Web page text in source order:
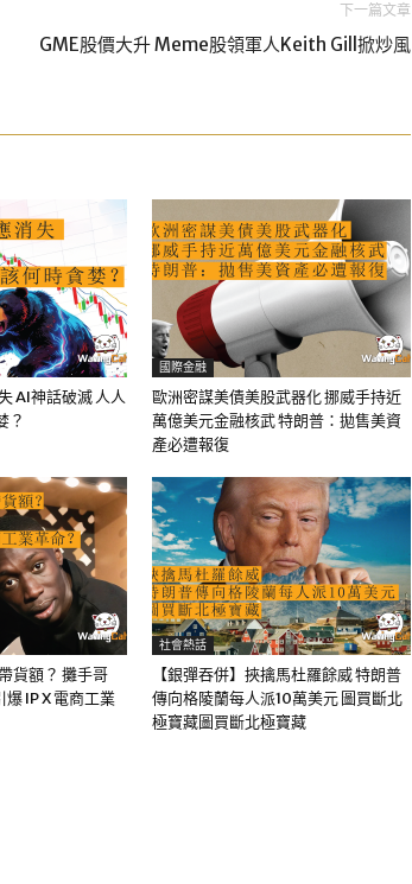
下一篇文章
GME股價大升 Meme股領軍人Keith Gill掀炒風
AI神話破滅 人人
？
國際金融
歐洲密謀美債美股武器化 挪威手持近
萬億美元金融核武 特朗普：拋售美資
產必遭報復
貨額？ 攤手哥
IP X 電商工業
社會熱話
【銀彈吞併】挾擒馬杜羅餘威 特朗普
傳向格陵蘭每人派10萬美元 圖買斷北
極寶藏圖買斷北極寶藏